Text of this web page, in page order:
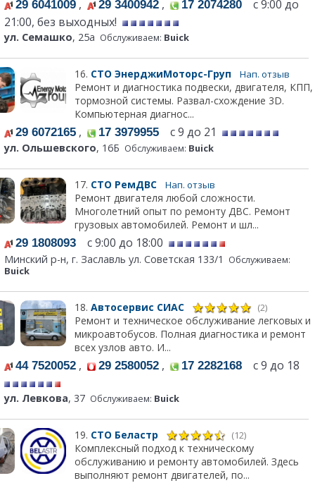
29 6041009 , 29 3400942 , 17 2074280 с 9:00 до
21:00, без выходных!
ул. Семашко, 25а Обслуживаем: Buick
16. СТО ЭнерджиМоторс-Груп Нап. отзыв
Ремонт и диагностика подвески, двигателя, КПП,
тормозной системы. Развал-схождение 3D.
Компьютерная диагнос...
29 6072165 , 17 3979955 с 9 до 21
ул. Ольшевского, 16Б Обслуживаем: Buick
17. СТО РемДВС Нап. отзыв
Ремонт двигателя любой сложности.
Многолетний опыт по ремонту ДВС. Ремонт
грузовых автомобилей. Ремонт и шл...
29 1808093 с 9:00 до 18:00
Минский р-н, г. Заславль ул. Советская 133/1
Обслуживаем:
Buick
18. Автосервис СИАС (2)
Ремонт и техническое обслуживание легковых и
микроавтобусов. Полная диагностика и ремонт
всех узлов авто. И...
44 7520052 , 29 2580052 , 17 2282168 с 9 до 18
ул. Левкова, 37 Обслуживаем: Buick
19. СТО Беластр (12)
Комплексный подход к техническому
обслуживанию и ремонту автомобилей. Здесь
выполняют ремонт двигателей, по...